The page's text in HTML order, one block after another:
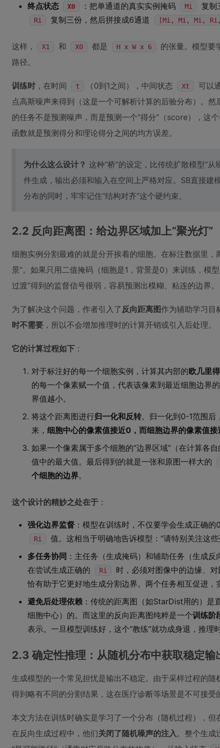
终点状态
X0 ：把单通道的真实实例掩码 Mi 复制
Ri 复制三份，然后拼接成6通道 [Mi, Mi, Mi,
这样， X1 和 X0 都是 H x W x 6
的张量。模型要
路径。
训练时 ，在时间 t （0到1之间），中间状态 Xt
可以
点高斯噪声来得到（这是一个可解析计算的后验分布）。
的任务不是预测噪声，而是预测一个“得分”（score），这
函数就是预测得分和理论得分之间的均方误差。
为什么这么设计？ 这种“桥”的设定，比传统扩散模型“
件生成，输出必须和输入在空间上严格对应。SB直接建
分布的同时，牢牢记住“结构对齐”这个硬约束。
2.2 反向距离图：给边界区域加上“聚光灯”
细胞实例分割最难的就是分开挨着的细胞。在标注数据里
景”。如果只用二值掩码（细胞是1，背景是0）来训练，模
过渡”得到的监督信号很弱，容易预测出模糊、粘连的边界。
为了解决这个问题，作者引入了反向距离图作为辅助学习目
时不需要 ，所以不会增加推理时的计算开销或引入后处理。
它的计算过程如下 ：
对于标注好的每一个细胞实例，计算其内部的欧几里
的每一个像素赋一个值，代表该像素到最近细胞边界
界值越小。
将这个距离图进行归一化和反转。归一化到0-1范围
来， 细胞中心的像素值接近0，而细胞边界的像素值接
如果一个像素属于多个细胞的“边界区域”（在计算各
值中的最大值。最后得到的就是一张和原图一样大的
个细胞的边界。
这个设计的精妙之处在于 ：
强化边界监督 ：模型在训练时，不仅要学会生成正确
Ri
值。这相当于明确地告诉模型：“请特别关注这
多任务协同 ：主任务（生成掩码）和辅助任务（生成
在尝试生成正确的
Ri
时，必须对图像中的边缘、
恰有助于它更好地生成分割边界。两个任务相互促进，
避免后处理依赖 ：传统的距离图（如StarDist用的）
细胞中心）的。而这里的反向距离图纯粹是一个训练阶
表示。一旦模型训练好，这个“教练”就功成身退，推
2.3 确定性推理：从随机分布中获取稳定输
生成模型的一个常见担忧是输出不稳定。由于采样过程的
得到略有不同的分割结果，这在医疗诊断等场景是不可接受
本文方法在训练时确实是学习了一个分布（随机过程），但
在反向生成过程中，他们关闭了随机噪声的注入。整个生成